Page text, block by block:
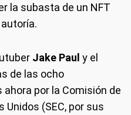
la subasta de un NFT
Jake Paul y el
de las ocho
por la Comisión de
Unidos (SEC, por sus